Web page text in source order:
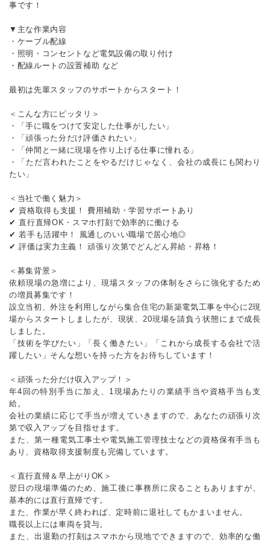
事です！
▼主な作業内容
・ケーブル配線
・照明・コンセントなど電気設備の取り付け
・配線ルートの設置補助 など
最初は先輩スタッフのサポートからスタート！
＜こんな方にピッタリ＞
・「手に職をつけて安定した仕事がしたい」
・「頑張った分だけ評価されたい」
・「仲間と一緒に現場を作り上げる仕事に憧れる」
・「ただ言われたことをやるだけじゃなく、会社の成長にも関わり
たい」
＜当社で働く魅力＞
✔ 資格取得も支援！ 費用補助・学習サポートあり
✔ 直行直帰OK・スマホ打刻で効率的に働ける
✔ 若手も活躍中！ 風通しのいい職場で居心地◎
✔ 評価は実力主義！ 頑張り次第でどんどん昇給・昇格！
＜募集背景＞
依頼現場の急増により、現場スタッフの体制をさらに強化するため
の増員募集です！
設立当初、外注を利用しながら集合住宅の新築電気工事を中心に2現
場からスタートしましたが、現状、20現場を請負う状態にまで成長
しました。
「技術を学びたい」「長く働きたい」「これから成長する会社で活
躍したい」そんな想いを持った方をお待ちしています！
＜頑張った分だけ収入アップ！＞
年4回の特別手当に加え、1現場あたりの業績手当や資格手当も支
給。
会社の業績に応じて手当が増えていきますので、あなたの頑張り次
第で収入アップを目指せます。
また、第一種電気工事士や電気施工管理技士などの資格保有手当も
あり、資格取得支援制度も完備しています。
＜直行直帰＆早上がりOK＞
翌日の現場準備のため、施工後に事務所に戻ることもありますが、
基本的には直行直帰です。
また、作業が早く終われば、定時前に退社してもかまいません。
職長以上には車両を貸与。
また、出退勤の打刻はスマホから現地でできますので、効率的な働